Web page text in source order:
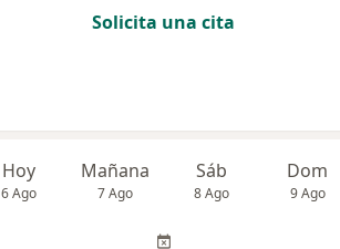
Solicita una cita
Hoy
6 Ago
Mañana
7 Ago
Sáb
8 Ago
Dom
9 Ago